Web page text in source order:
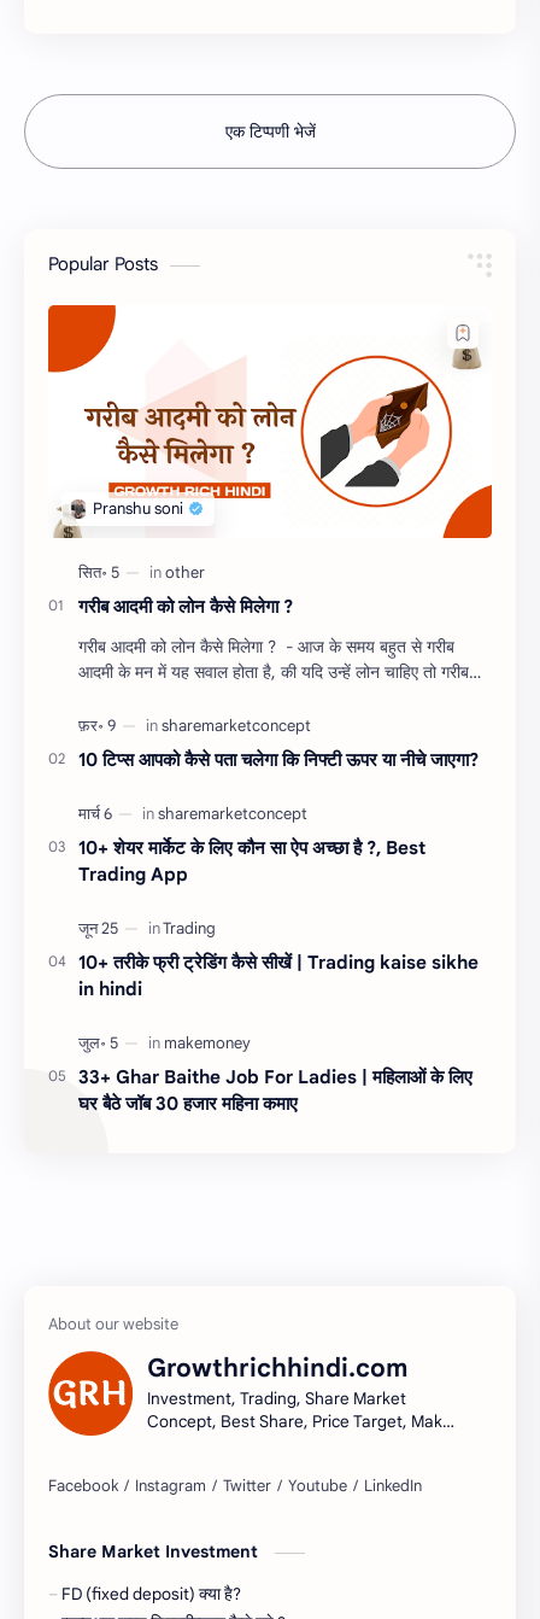
एक टिप्पणी भेजें
Popular Posts
गरीब आदमी को लोन कैसे मिलेगा ?
गरीब आदमी को लोन कैसे मिलेगा ? - आज के समय बहुत से गरीब
आदमी के मन में यह सवाल होता है, की यदि उन्हें लोन चाहिए तो गरीब
10 टिप्स आपको कैसे पता चलेगा कि निफ्टी ऊपर या नीचे जाएगा?
10+ शेयर मार्केट के लिए कौन सा ऐप अच्छा है ?, Best
Trading App
10+ तरीके फ्री ट्रेडिंग कैसे सीखें | Trading kaise sikhe
in hindi
33+ Ghar Baithe Job For Ladies | महिलाओं के लिए
घर बैठे जॉब 30 हजार महिना कमाए
Growthrichhindi.com
Investment, Trading, Share Market
Concept, Best Share, Price Target, Make
Share Market Investment
FD (fixed deposit) क्या है?